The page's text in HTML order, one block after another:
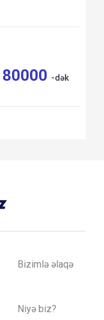
80000 -dək
Bizimlə əlaqə
Niyə biz?